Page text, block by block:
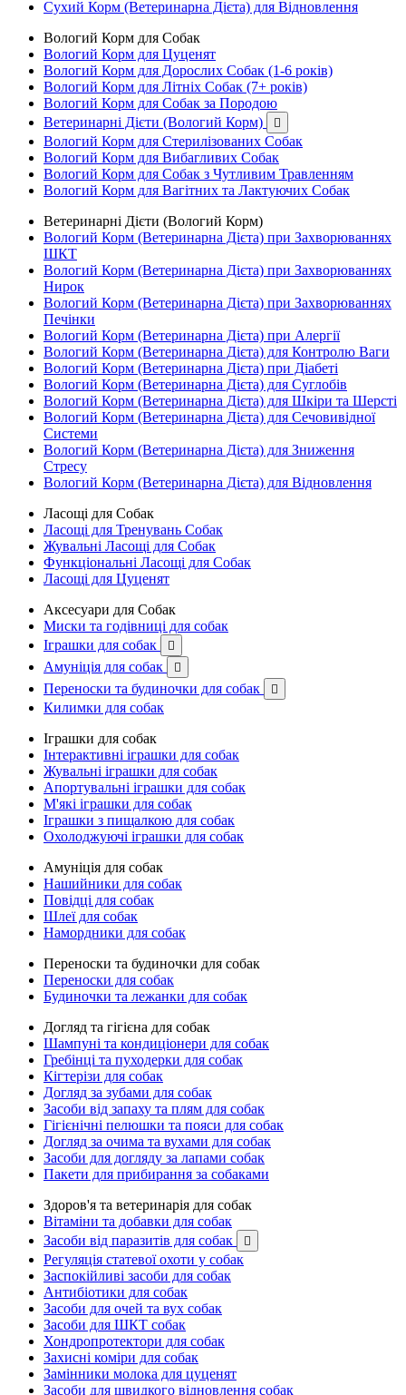
Сухий Корм (Ветеринарна Дієта) для Відновлення
Вологий Корм для Собак
Вологий Корм для Цуценят
Вологий Корм для Дорослих Собак (1-6 років)
Вологий Корм для Літніх Собак (7+ років)
Вологий Корм для Собак за Породою
Ветеринарні Дієти (Вологий Корм)

Вологий Корм для Стерилізованих Собак
Вологий Корм для Вибагливих Собак
Вологий Корм для Собак з Чутливим Травленням
Вологий Корм для Вагітних та Лактуючих Собак
Ветеринарні Дієти (Вологий Корм)
Вологий Корм (Ветеринарна Дієта) при Захворюваннях
ШКТ
Вологий Корм (Ветеринарна Дієта) при Захворюваннях
Нирок
Вологий Корм (Ветеринарна Дієта) при Захворюваннях
Печінки
Вологий Корм (Ветеринарна Дієта) при Алергії
Вологий Корм (Ветеринарна Дієта) для Контролю Ваги
Вологий Корм (Ветеринарна Дієта) при Діабеті
Вологий Корм (Ветеринарна Дієта) для Суглобів
Вологий Корм (Ветеринарна Дієта) для Шкіри та Шерсті
Вологий Корм (Ветеринарна Дієта) для Сечовивідної
Системи
Вологий Корм (Ветеринарна Дієта) для Зниження
Стресу
Вологий Корм (Ветеринарна Дієта) для Відновлення
Ласощі для Собак
Ласощі для Тренувань Собак
Жувальні Ласощі для Собак
Функціональні Ласощі для Собак
Ласощі для Цуценят
Аксесуари для Собак
Миски та годівниці для собак
Іграшки для собак

Амуніція для собак 
Переноски та будиночки для собак 
Килимки для собак
Іграшки для собак
Інтерактивні іграшки для собак
Жувальні іграшки для собак
Апортувальні іграшки для собак
М'які іграшки для собак
Іграшки з пищалкою для собак
Охолоджуючі іграшки для собак
Амуніція для собак
Нашийники для собак
Повідці для собак
Шлеї для собак
Намордники для собак
Переноски та будиночки для собак
Переноски для собак
Будиночки та лежанки для собак
Догляд та гігієна для собак
Шампуні та кондиціонери для собак
Гребінці та пуходерки для собак
Кігтерізи для собак
Догляд за зубами для собак
Засоби від запаху та плям для собак
Гігієнічні пелюшки та пояси для собак
Догляд за очима та вухами для собак
Засоби для догляду за лапами собак
Пакети для прибирання за собаками
Здоров'я та ветеринарія для собак
Вітаміни та добавки для собак
Засоби від паразитів для собак

Регуляція статевої охоти у собак
Заспокійливі засоби для собак
Антибіотики для собак
Засоби для очей та вух собак
Засоби для ШКТ собак
Хондропротектори для собак
Захисні коміри для собак
Замінники молока для цуценят
Засоби для швидкого відновлення собак